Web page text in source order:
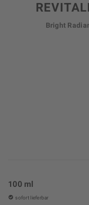
Bright
100 ml
sofort lieferbar